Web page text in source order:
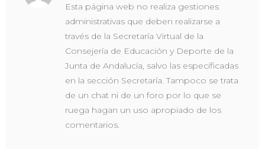
Esta página web no realiza gestiones
administrativas que deben realizarse a
través de la Secretaría Virtual de la
Consejería de Educación y Deporte de la
Junta de Andalucía, salvo las especificadas
en la sección Secretaría. Tampoco se trata
de un chat ni de un foro por lo que se
ruega hagan un uso apropiado de los
comentarios.